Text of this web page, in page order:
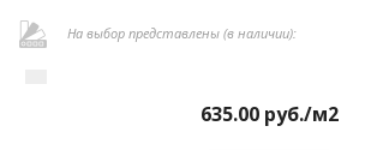
На выбор представлены (в наличии):
635.00руб./м2